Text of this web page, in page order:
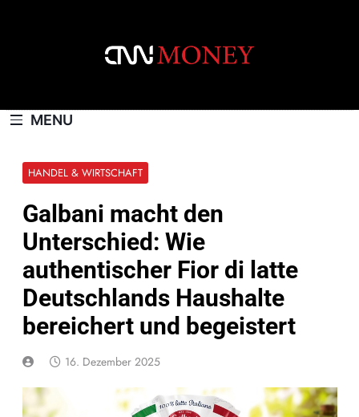
MENU
HANDEL & WIRTSCHAFT
Galbani macht den
Unterschied: Wie
authentischer Fior di latte
Deutschlands Haushalte
bereichert und begeistert
16. Dezember 2025